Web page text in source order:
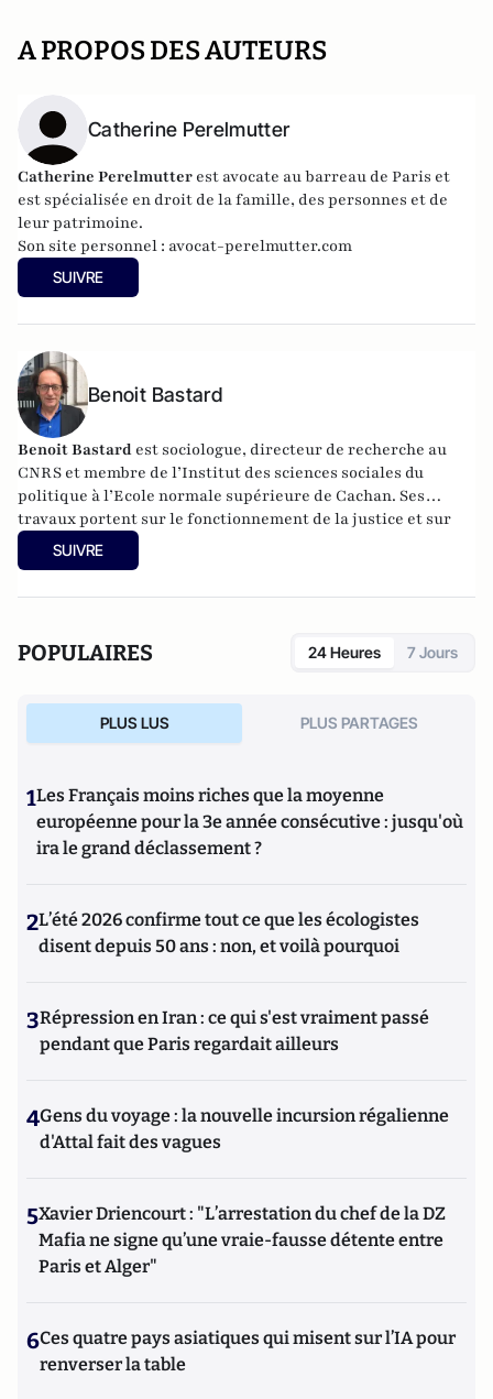
A PROPOS DES AUTEURS
Catherine Perelmutter
Catherine Perelmutter est avocate au barreau de Paris et
est spécialisée en droit de la famille, des personnes et de
leur patrimoine.
Son site personnel : avocat-perelmutter.com
SUIVRE
Benoit Bastard
Benoit Bastard est sociologue, directeur de recherche au
CNRS et membre de l’Institut des sciences sociales du
politique à l’Ecole normale supérieure de Cachan. Ses
travaux portent sur le fonctionnement de la justice et sur
l’intervention sociale dans le champ familial. Il anime le site
benoitbastard.com
SUIVRE
POPULAIRES 24 Heures 7 Jours
PLUS LUS PLUS PARTAGES
1Les Français moins riches que la moyenne
européenne pour la 3e année consécutive : jusqu'où
ira le grand déclassement ?
2L’été 2026 confirme tout ce que les écologistes
disent depuis 50 ans : non, et voilà pourquoi
3Répression en Iran : ce qui s'est vraiment passé
pendant que Paris regardait ailleurs
4Gens du voyage : la nouvelle incursion régalienne
d'Attal fait des vagues
5Xavier Driencourt : "L’arrestation du chef de la DZ
Mafia ne signe qu’une vraie-fausse détente entre
Paris et Alger"
6Ces quatre pays asiatiques qui misent sur l’IA pour
renverser la table